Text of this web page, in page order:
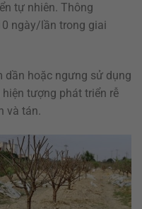
tự nhiên. Thông
ngày/lần trong giai
dần hoặc ngưng sử dụng
tượng phát triển rễ
và tán.